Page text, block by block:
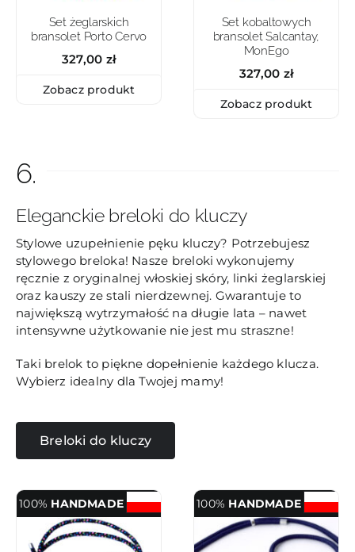
Set żeglarskich
bransolet Porto Cervo
327,00 zł
Zobacz produkt
Set kobaltowych
bransolet Salcantay,
MonEgo
327,00 zł
Zobacz produkt
6.
Eleganckie breloki do kluczy
Stylowe uzupełnienie pęku kluczy? Potrzebujesz
stylowego breloka! Nasze breloki wykonujemy
ręcznie z oryginalnej włoskiej skóry, linki żeglarskiej
oraz kauszy ze stali nierdzewnej. Gwarantuje to
największą wytrzymałość na długie lata – nawet
intensywne użytkowanie nie jest mu straszne!
Taki brelok to piękne dopełnienie każdego klucza.
Wybierz idealny dla Twojej mamy!
Breloki do kluczy
100% HANDMADE 100% HANDMADE